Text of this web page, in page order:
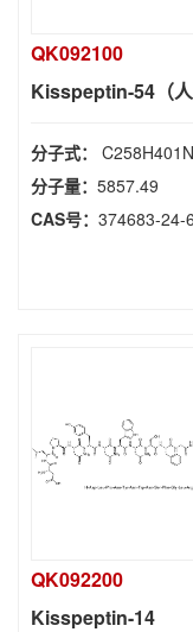
QK092100
Kisspeptin-54（人
分子式：
分子量： 5857.49
CAS号： 374683-24-6
QK092200
Kisspeptin-14